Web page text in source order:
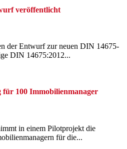
veröffentlicht
der Entwurf zur neuen DIN 14675-
DIN 14675:2012...
für 100 Immobilienmanager
in einem Pilotprojekt die
für die...